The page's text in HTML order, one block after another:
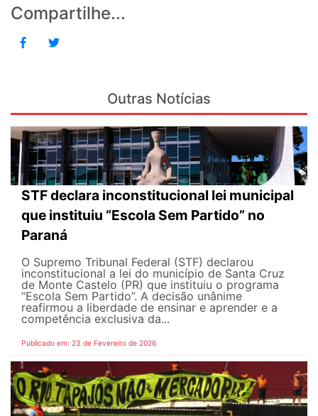
Compartilhe...
Outras Notícias
STF declara inconstitucional lei municipal
que instituiu “Escola Sem Partido” no
Paraná
O Supremo Tribunal Federal (STF) declarou
inconstitucional a lei do município de Santa Cruz
de Monte Castelo (PR) que instituiu o programa
“Escola Sem Partido”. A decisão unânime
reafirmou a liberdade de ensinar e aprender e a
competência exclusiva da...
Publicado em: 23 de Fevereiro de 2026